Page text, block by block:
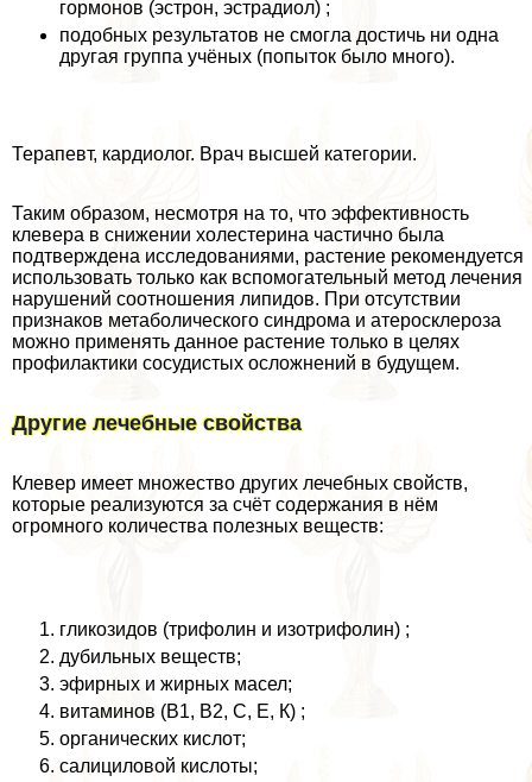
гормонов (эстрон, эстрадиол) ;
подобных результатов не смогла достичь ни одна
другая группа учёных (попыток было много).
Терапевт, кардиолог. Врач высшей категории.
Таким образом, несмотря на то, что эффективность
клевера в снижении холестерина частично была
подтверждена исследованиями, растение рекомендуется
использовать только как вспомогательный метод лечения
нарушений соотношения липидов. При отсутствии
признаков метаболического синдрома и атеросклероза
можно применять данное растение только в целях
профилактики сосудистых осложнений в будущем.
Другие лечебные свойства
Клевер имеет множество других лечебных свойств,
которые реализуются за счёт содержания в нём
огромного количества полезных веществ:
гликозидов (трифолин и изотрифолин) ;
дубильных веществ;
эфирных и жирных масел;
витаминов (В1, В2, С, Е, К) ;
органических кислот;
салициловой кислоты;